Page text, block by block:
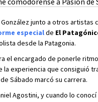
junto a otros artistas
especialde El
desde la Patagonia.
el encargado de ponerle
la experiencia que consiguió
Sábado marcó su carrera.
Agostini, y cuando lo